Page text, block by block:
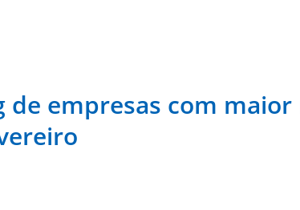
empresas com